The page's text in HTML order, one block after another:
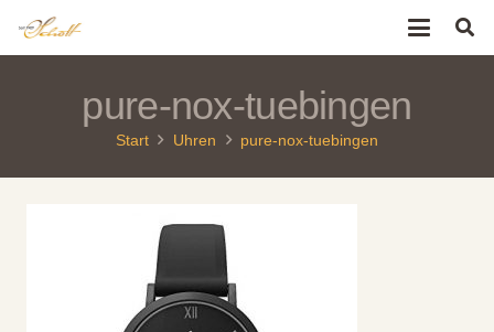
pure-nox-tuebingen
Start Uhren pure-nox-tuebingen